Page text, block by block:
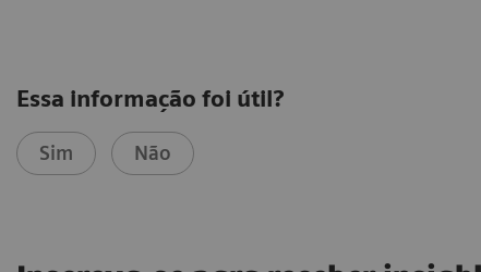
Essa informação foi útil?
Sim Não